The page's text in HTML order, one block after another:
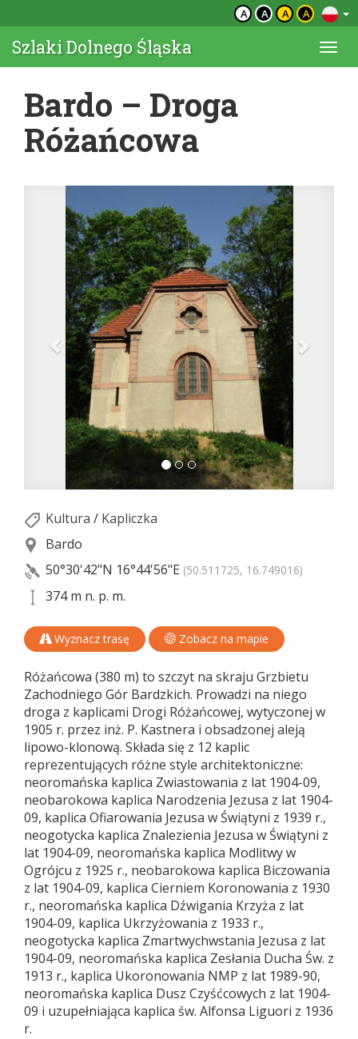
A A A A
Szlaki Dolnego Śląska
Bardo – Droga
Różańcowa
Kultura / Kapliczka
Bardo
50°30'42"N 16°44'56"E (50.511725, 16.749016)
374 m n. p. m.
Wyznacz trasę Zobacz na mapie
Różańcowa (380 m) to szczyt na skraju Grzbietu
Zachodniego Gór Bardzkich. Prowadzi na niego
droga z kaplicami Drogi Różańcowej, wytyczonej w
1905 r. przez inż. P. Kastnera i obsadzonej aleją
lipowo-klonową. Składa się z 12 kaplic
reprezentujących różne style architektoniczne:
neoromańska kaplica Zwiastowania z lat 1904-09,
neobarokowa kaplica Narodzenia Jezusa z lat 1904-
09, kaplica Ofiarowania Jezusa w Świątyni z 1939 r.,
neogotycka kaplica Znalezienia Jezusa w Świątyni z
lat 1904-09, neoromańska kaplica Modlitwy w
Ogrójcu z 1925 r., neobarokowa kaplica Biczowania
z lat 1904-09, kaplica Cierniem Koronowania z 1930
r., neoromańska kaplica Dźwigania Krzyża z lat
1904-09, kaplica Ukrzyżowania z 1933 r.,
neogotycka kaplica Zmartwychwstania Jezusa z lat
1904-09, neoromańska kaplica Zesłania Ducha Św. z
1913 r., kaplica Ukoronowania NMP z lat 1989-90,
neoromańska kaplica Dusz Czyśćcowych z lat 1904-
09 i uzupełniająca kaplica św. Alfonsa Liguori z 1936
r.